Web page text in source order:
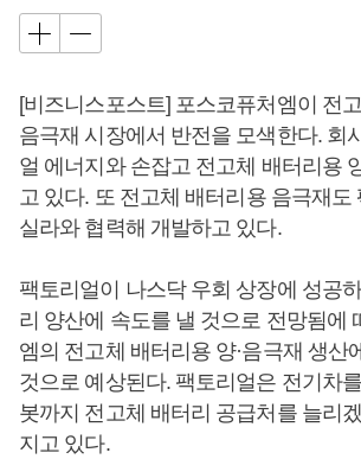
[비즈니스포스트] 포스코퓨처엠이 전
음극재 시장에서 반전을 모색한다. 회
얼 에너지와 손잡고 전고체 배터리용
고 있다. 또 전고체 배터리용 음극재도
실라와 협력해 개발하고 있다.
팩토리얼이 나스닥 우회 상장에 성공
리 양산에 속도를 낼 것으로 전망됨에
엠의 전고체 배터리용 양·음극재 생산
것으로 예상된다. 팩토리얼은 전기차
봇까지 전고체 배터리 공급처를 늘리
지고 있다.